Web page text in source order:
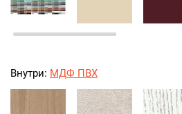
Внутри: МДФ ПВХ